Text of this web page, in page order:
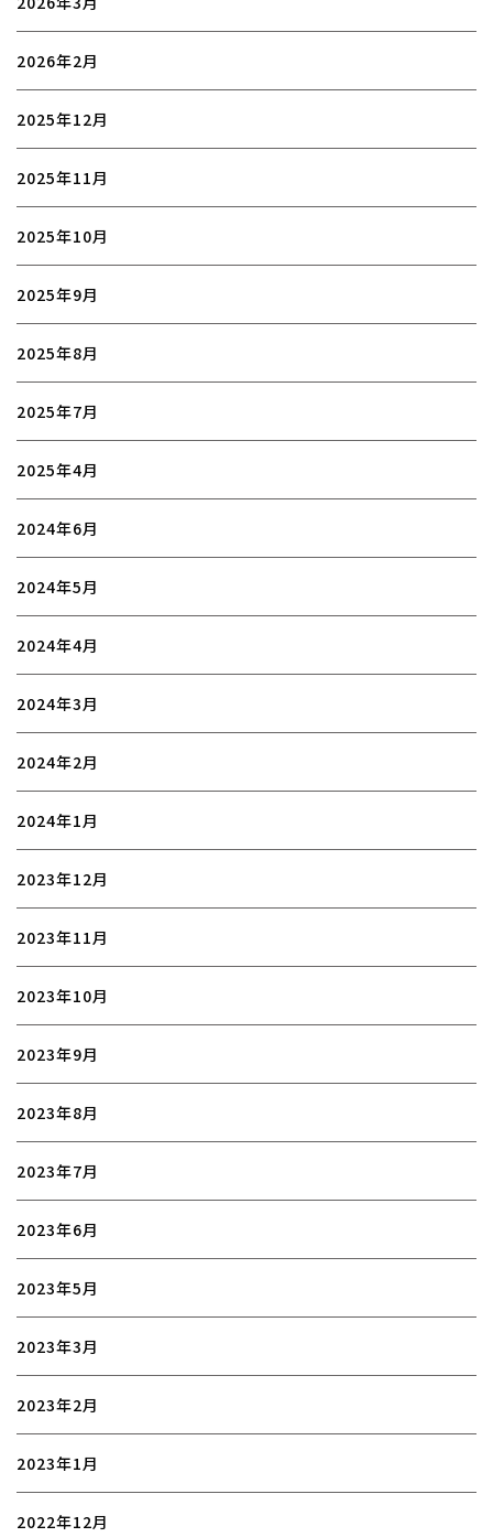
2026年2月
2025年12月
2025年11月
2025年10月
2025年9月
2025年8月
2025年7月
2025年4月
2024年6月
2024年5月
2024年4月
2024年3月
2024年2月
2024年1月
2023年12月
2023年11月
2023年10月
2023年9月
2023年8月
2023年7月
2023年6月
2023年5月
2023年3月
2023年2月
2023年1月
2022年12月